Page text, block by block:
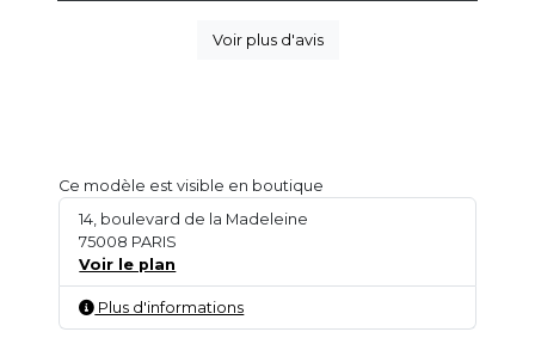
Voir plus d'avis
Ce modèle est visible en boutique
14, boulevard de la Madeleine
75008 PARIS
Voir le plan
Plus d'informations